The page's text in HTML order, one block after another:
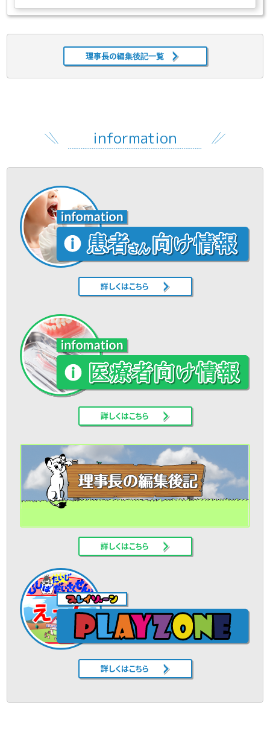
理事長の編集後記一覧
information
詳しくはこちら
詳しくはこちら
詳しくはこちら
詳しくはこちら